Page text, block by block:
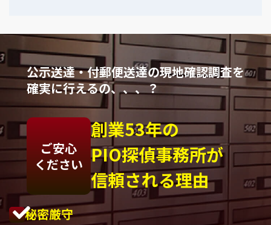
公示送達・付郵便送達の現地確認調査を
確実に行えるの、、、？
ご安心
ください
創業53年の
PIO探偵事務所が
信頼される理由
秘密厳守